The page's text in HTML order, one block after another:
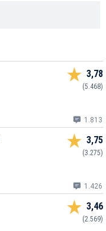
3,78
(5.468)
1.813
3,75
(3.275)
1.426
3,46
(2.569)